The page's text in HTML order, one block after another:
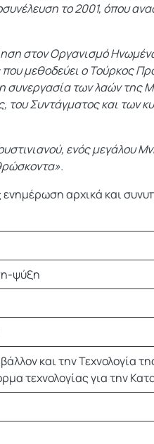
το 2001, όπου
στον Οργανισμό
μεθοδεύει ο Τούρκος
των λαών της
του Συντάγματος και των
ενός μεγάλου
αρχικά και
ψύξη
και την Τεχνολογία
τεχνολογίας για την